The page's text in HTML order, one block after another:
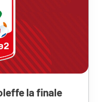
la finale